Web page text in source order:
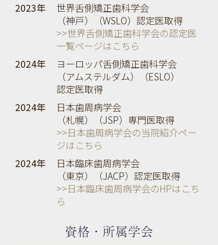
2023年
世界舌側矯正歯科学会
（神戸）（WSLO）認定医取得
>>世界舌側矯正歯科学会の認定医
一覧ページはこちら
2024年
ヨーロッパ舌側矯正歯科学会
（アムステルダム）（ESLO）
認定医取得
2024年
日本歯周病学会
（札幌）（JSP）専門医取得
>>日本歯周病学会の当院紹介ペー
ジはこちら
2024年
日本臨床歯周病学会
（東京）（JACP）認定医取得
>>日本臨床歯周病学会のHPはこち
ら
資格・所属学会